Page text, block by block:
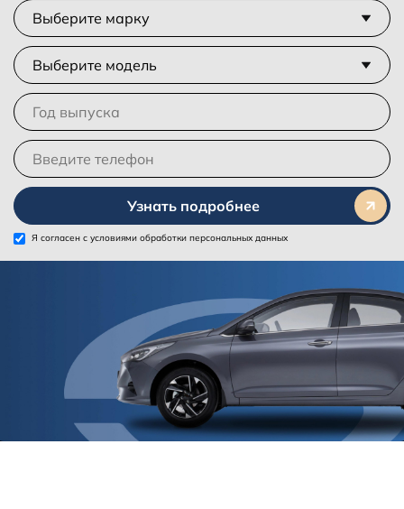
Узнать подробнее
Я согласен с условиями обработки персональных данных